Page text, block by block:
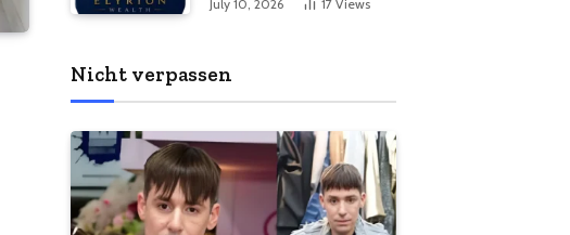
Versprechen
July 10, 2026 17 Views
Nicht verpassen